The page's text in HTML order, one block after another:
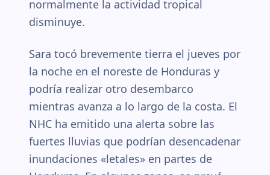
normalmente la actividad tropical
disminuye.
Sara tocó brevemente tierra el jueves por
la noche en el noreste de Honduras y
podría realizar otro desembarco
mientras avanza a lo largo de la costa. El
NHC ha emitido una alerta sobre las
fuertes lluvias que podrían desencadenar
inundaciones «letales» en partes de